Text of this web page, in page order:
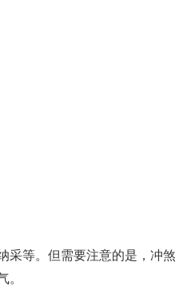
采等。但需要注意的是，冲煞
。